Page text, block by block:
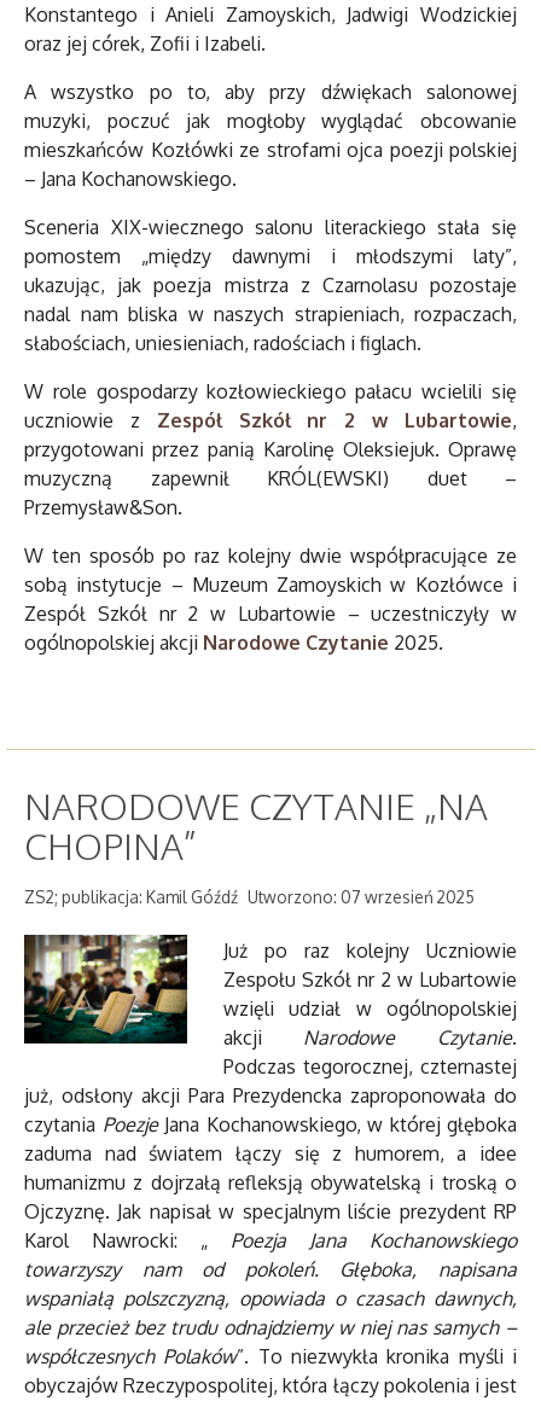
Konstantego i Anieli Zamoyskich, Jadwigi Wodzickiej
oraz jej córek, Zofii i Izabeli.
A wszystko po to, aby przy dźwiękach salonowej
muzyki, poczuć jak mogłoby wyglądać obcowanie
mieszkańców Kozłówki ze strofami ojca poezji polskiej
– Jana Kochanowskiego.
Sceneria XIX-wiecznego salonu literackiego stała się
pomostem „między dawnymi i młodszymi laty”,
ukazując, jak poezja mistrza z Czarnolasu pozostaje
nadal nam bliska w naszych strapieniach, rozpaczach,
słabościach, uniesieniach, radościach i figlach.
W role gospodarzy kozłowieckiego pałacu wcielili się
uczniowie z Zespół Szkół nr 2 w Lubartowie,
przygotowani przez panią Karolinę Oleksiejuk. Oprawę
muzyczną zapewnił KRÓL(EWSKI) duet –
Przemysław&Son.
W ten sposób po raz kolejny dwie współpracujące ze
sobą instytucje – Muzeum Zamoyskich w Kozłówce i
Zespół Szkół nr 2 w Lubartowie – uczestniczyły w
ogólnopolskiej akcji Narodowe Czytanie 2025.
NARODOWE CZYTANIE „NA
CHOPINA”
ZS2; publikacja: Kamil Góźdź Utworzono: 07 wrzesień 2025
Już po raz kolejny Uczniowie
Zespołu Szkół nr 2 w Lubartowie
wzięli udział w ogólnopolskiej
akcji Narodowe Czytanie.
Podczas tegorocznej, czternastej
już, odsłony akcji Para Prezydencka zaproponowała do
czytania PoezjeJana Kochanowskiego, w której głęboka
zaduma nad światem łączy się z humorem, a idee
humanizmu z dojrzałą refleksją obywatelską i troską o
Ojczyznę. Jak napisał w specjalnym liście prezydent RP
Karol Nawrocki: „ Poezja Jana Kochanowskiego
towarzyszy nam od pokoleń. Głęboka, napisana
wspaniałą polszczyzną, opowiada o czasach dawnych,
ale przecież bez trudu odnajdziemy w niej nas samych –
współczesnych Polaków”. To niezwykła kronika myśli i
obyczajów Rzeczypospolitej, która łączy pokolenia i jest